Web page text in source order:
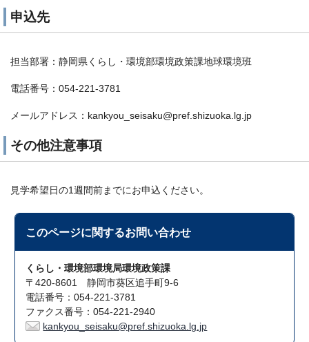
申込先
担当部署：静岡県くらし・環境部環境政策課地球環境班
電話番号：054-221-3781
メールアドレス：kankyou_seisaku@pref.shizuoka.lg.jp
その他注意事項
見学希望日の1週間前までにお申込ください。
このページに関するお問い合わせ
くらし・環境部環境局環境政策課
〒420-8601 静岡市葵区追手町9-6
電話番号：054-221-3781
ファクス番号：054-221-2940
kankyou_seisaku@pref.shizuoka.lg.jp